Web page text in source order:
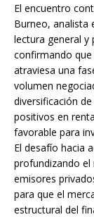
El encuentro
Burneo, analista
lectura general y
confirmando
atraviesa una
volumen
diversificación
positivos en
favorable para
El desafío hacia
profundizando el
emisores
para que el
estructural del